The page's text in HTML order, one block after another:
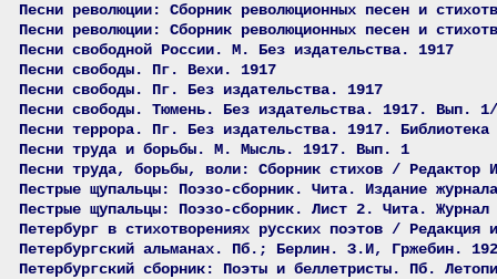
Песни революции: Сборник революционных песен и
Песни революции: Сборник революционных песен и
Песни свободной России. М. Без издательства. 1917
Песни свободы. Пг. Вехи. 1917
Песни свободы. Пг. Без издательства. 1917
Песни свободы. Тюмень. Без издательства. 1917. Вып.
Песни террора. Пг. Без издательства. 1917. Библиотека
Песни труда и борьбы. М. Мысль. 1917. Вып. 1
Песни труда, борьбы, воли: Сборник стихов /
Пестрые щупальцы: Поэзо-сборник. Чита. Издание
Пестрые щупальцы: Поэзо-сборник. Лист 2. Чита.
Петербург в стихотворениях русских поэтов /
Петербургский альманах. Пб.; Берлин. З.И, Гржебин.
Петербургский сборник: Поэты и беллетристы. Пб.